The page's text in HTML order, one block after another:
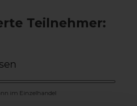
Teilnehmer:
im Einzelhandel